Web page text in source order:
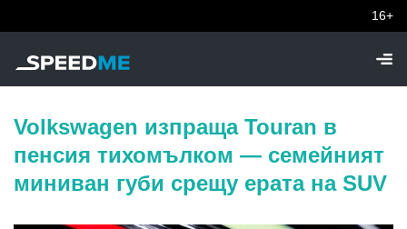
16+
Volkswagen изпраща Touran в
пенсия тихомълком — семейният
миниван губи срещу ерата на SUV